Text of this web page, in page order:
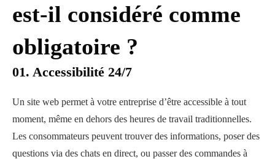
est-il considéré comme
obligatoire ?
01. Accessibilité 24/7
Un site web permet à votre entreprise d’être accessible à tout
moment, même en dehors des heures de travail traditionnelles.
Les consommateurs peuvent trouver des informations, poser des
questions via des chats en direct, ou passer des commandes à